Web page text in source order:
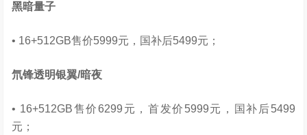
黑暗量子
• 16+512GB售价5999元，国补后5499元；
氘锋透明银翼/暗夜
• 16+512GB售价6299元，首发价5999元，国补后5499
元；